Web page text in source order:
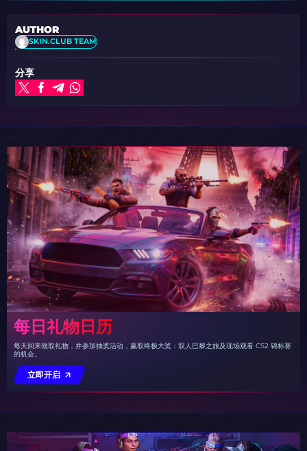
AUTHOR
SKIN.CLUB TEAM
分享
每日礼物日历
每天回来领取礼物，并参加抽奖活动，赢取终极大奖：双人巴黎之旅及现场观看 CS2 锦标赛
的机会。
立即开启